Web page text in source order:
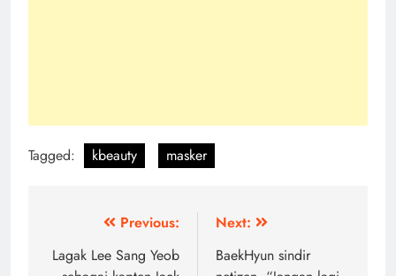
Tagged: kbeauty masker
navigation
Previous:
Lagak Lee Sang Yeob
Next:
BaekHyun sindir